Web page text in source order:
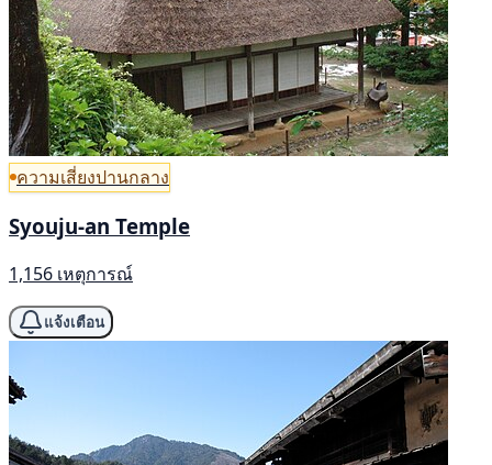
ความเสี่ยงปานกลาง
Syouju-an Temple
1,156 เหตุการณ์
แจ้งเตือน